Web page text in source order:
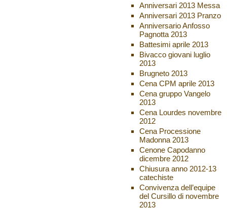
Anniversari 2013 Messa
Anniversari 2013 Pranzo
Anniversario Anfosso
Pagnotta 2013
Battesimi aprile 2013
Bivacco giovani luglio
2013
Brugneto 2013
Cena CPM aprile 2013
Cena gruppo Vangelo
2013
Cena Lourdes novembre
2012
Cena Processione
Madonna 2013
Cenone Capodanno
dicembre 2012
Chiusura anno 2012-13
catechiste
Convivenza dell’equipe
del Cursillo di novembre
2013